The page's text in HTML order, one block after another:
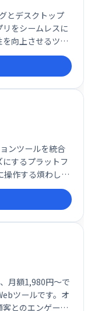
とデスクトップ
をシームレスに
向上させるツー
用可能で、エンタ
にアプリを直接
ティングを実現で
ンツールを統合
するプラットフ
操作する煩わしさ
ニケーションを
滑なチームワー
ます。
月額1,980円～で
ツールです。オ
とのエンゲージ